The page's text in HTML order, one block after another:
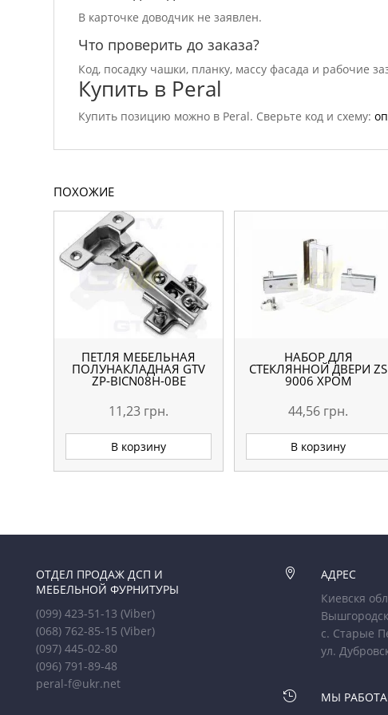
В карточке доводчик не заявлен.
Что проверить до заказа?
Код, посадку чашки, планку, массу фасада и рабочие
Купить в Peral
Купить позицию можно в Peral. Сверьте код и схему:
ПОХОЖИЕ
ПЕТЛЯ МЕБЕЛЬНАЯ
ПОЛУНАКЛАДНАЯ GTV
ZP-BICN08H-0BE
11,23 грн.
В корзину
НАБОР ДЛЯ
СТЕКЛЯННОЙ ДВЕРИ ZS
9006 ХРОМ
44,56 грн.
В корзину
ОТДЕЛ ПРОДАЖ ДСП И
МЕБЕЛЬНОЙ ФУРНИТУРЫ
(099) 423-51-13(Viber)
(068) 762-85-15(Viber)
(097) 445-02-80
(096) 791-89-48
peral-f@ukr.net

АДРЕС
Киевскя
с. Старые
ул.

МЫ